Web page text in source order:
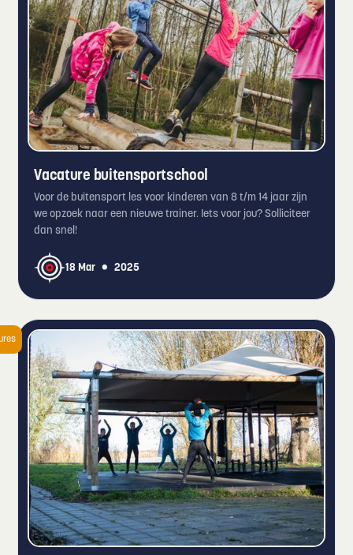
Vacature buitensportschool
Voor de buitensport les voor kinderen van 8 t/m 14 jaar zijn
we opzoek naar een nieuwe trainer. Iets voor jou? Solliciteer
dan snel!
18 Mar • 2025